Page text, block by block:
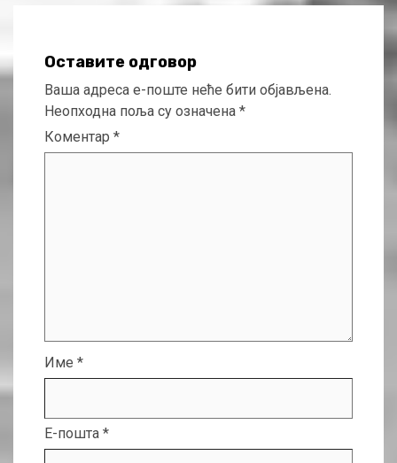
Оставите одговор
Ваша адреса е-поште неће бити објављена.
Неопходна поља су означена *
Коментар *
Име *
Е-пошта *